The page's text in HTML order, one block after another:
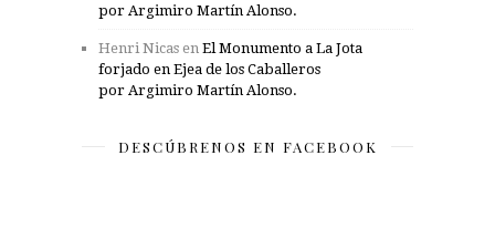
por Argimiro Martín Alonso.
Henri Nicas en El Monumento a La Jota
forjado en Ejea de los Caballeros
por Argimiro Martín Alonso.
DESCÚBRENOS EN FACEBOOK